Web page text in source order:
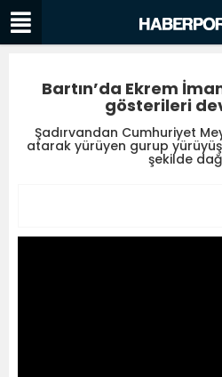
Bartın’da Ekrem
gösterileri
Şadırvandan Cumhuriyet
atarak yürüyen gurup
şekilde